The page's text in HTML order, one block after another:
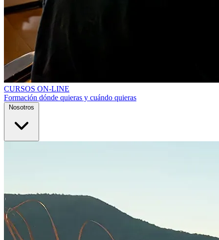
CURSOS ON-LINE
Formación dónde quieras y cuándo quieras
Nosotros